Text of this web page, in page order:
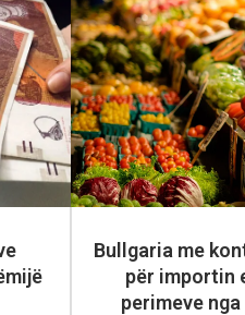
Bullgaria me
për importin
perimeve